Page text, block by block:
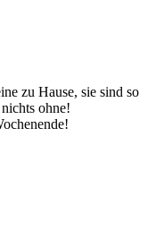
zu Hause, sie sind so
ohne!